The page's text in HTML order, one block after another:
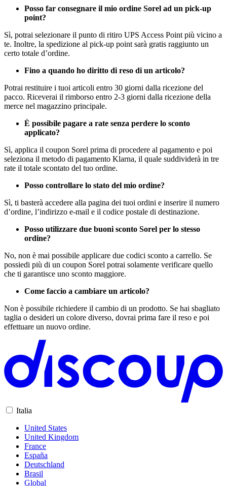
Posso far consegnare il mio ordine Sorel ad un pick-up
point?
Sì, potrai selezionare il punto di ritiro UPS Access Point più vicino a
te. Inoltre, la spedizione al pick-up point sarà gratis raggiunto un
certo totale d’ordine.
Fino a quando ho diritto di reso di un articolo?
Potrai restituire i tuoi articoli entro 30 giorni dalla ricezione del
pacco. Riceverai il rimborso entro 2-3 giorni dalla ricezione della
merce nel magazzino principale.
È possibile pagare a rate senza perdere lo sconto
applicato?
Sì, applica il coupon Sorel prima di procedere al pagamento e poi
seleziona il metodo di pagamento Klarna, il quale suddividerà in tre
rate il totale scontato del tuo ordine.
Posso controllare lo stato del mio ordine?
Sì, ti basterà accedere alla pagina dei tuoi ordini e inserire il numero
d’ordine, l’indirizzo e-mail e il codice postale di destinazione.
Posso utilizzare due buoni sconto Sorel per lo stesso
ordine?
No, non è mai possibile applicare due codici sconto a carrello. Se
possiedi più di un coupon Sorel potrai solamente verificare quello
che ti garantisce uno sconto maggiore.
Come faccio a cambiare un articolo?
Non è possibile richiedere il cambio di un prodotto. Se hai sbagliato
taglia o desideri un colore diverso, dovrai prima fare il reso e poi
effettuare un nuovo ordine.
Italia
United States
United Kingdom
France
España
Deutschland
Brasil
Global